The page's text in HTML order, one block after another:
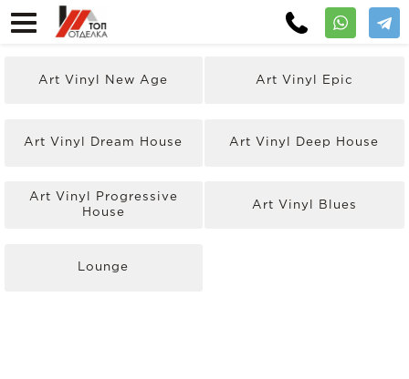
Art Vinyl New Age Art Vinyl Epic
Art Vinyl Dream House Art Vinyl Deep House
Art Vinyl Progressive
House
Art Vinyl Blues
Lounge